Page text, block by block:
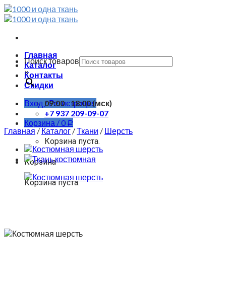
Skip
to
Главная
Каталог
Контакты
Скидки
Вход / Регистрация
Корзина /0 Р
Корзина пуста.
Корзина
Корзина пуста.
Поиск товаров
×
09:00 - 18:00 (мск)
+7 937 209-09-07
Главная/Каталог/Ткани / Шерсть